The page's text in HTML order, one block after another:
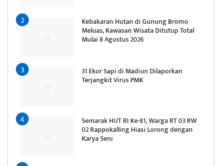
Kebakaran Hutan di Gunung Bromo
Meluas, Kawasan Wisata Ditutup Total
Mulai 8 Agustus 2026
31 Ekor Sapi di Madiun Dilaporkan
Terjangkit Virus PMK
Semarak HUT RI Ke-81, Warga RT 03 RW
02 Rappokalling Hiasi Lorong dengan
Karya Seni